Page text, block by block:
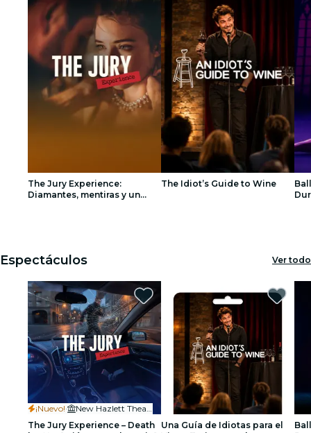
experiencias y ciudades
São Paulo
exposiciones
Seúl
recorridos por la ciudad
restaurantes
The Jury Experience:
Diamantes, mentiras y un
The Idiot’s Guide to Wine
Espectáculos Ver todo
¡Nuevo!·
New Hazlett Theater
The Jury Experience – Death
Una Guía de Idiotas para el